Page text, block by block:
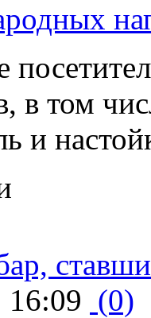
в том
и
16:09 (0)